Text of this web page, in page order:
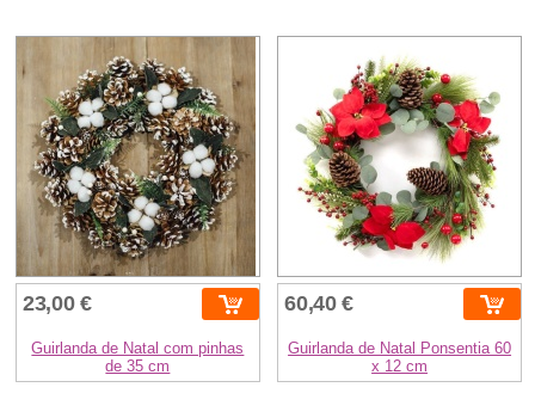
23,00 €
Guirlanda de Natal com pinhas
de 35 cm
60,40 €
Guirlanda de Natal Ponsentia 60
x 12 cm